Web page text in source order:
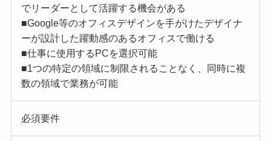
でリーダーとして活躍する機会がある
■Google等のオフィスデザインを手がけたデザイナ
ーが設計した躍動感のあるオフィスで働ける
■仕事に使用するPCを選択可能
■1つの特定の領域に制限されることなく、同時に複
数の領域で業務が可能
必須要件